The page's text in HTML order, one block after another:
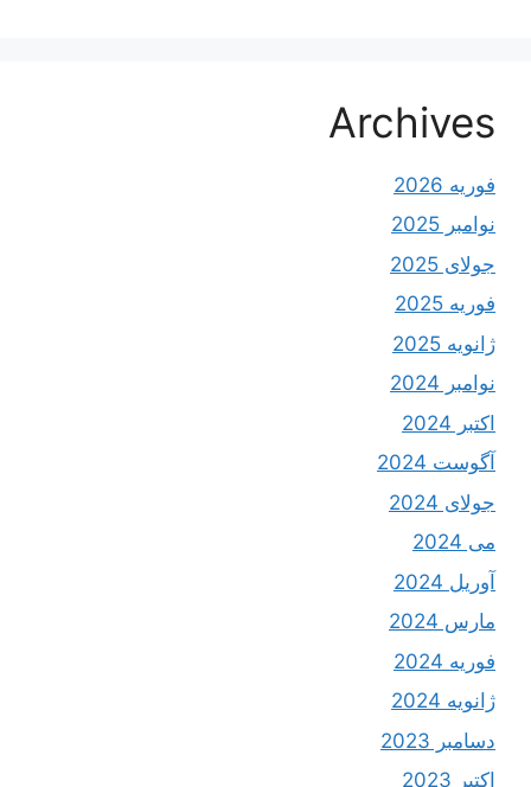
Archives
فوریه 2026
نوامبر 2025
جولای 2025
فوریه 2025
ژانویه 2025
نوامبر 2024
اکتبر 2024
آگوست 2024
جولای 2024
می 2024
آوریل 2024
مارس 2024
فوریه 2024
ژانویه 2024
دسامبر 2023
اکتبر 2023